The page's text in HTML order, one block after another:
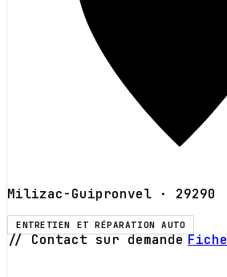
Milizac-Guipronvel · 29290
ENTRETIEN ET RÉPARATION AUTO
// Contact sur demande Fiche